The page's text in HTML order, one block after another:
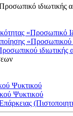
ιδιωτικής
«Προσωπικό
«Προσωπικού
Ψυκτικού
Ψυκτικού